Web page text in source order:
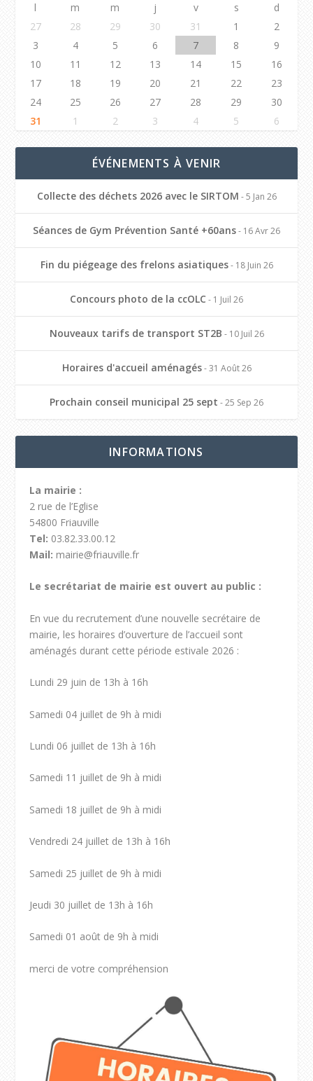
l
m m j v s
d
27
28 29 30 31 1
2
3
4 5 6 7 8
9
10
11 12 13 14 15
16
17
18 19 20 21 22
23
24
25 26 27 28 29
30
31
1 2 3 4 5 6
ÉVÉNEMENTS À VENIR
Collecte des déchets 2026 avec le SIRTOM - 5 Jan 26
Séances de Gym Prévention Santé +60ans- 16 Avr 26
Fin du piégeage des frelons asiatiques- 18 Juin 26
Concours photo de la ccOLC - 1 Juil 26
Nouveaux tarifs de transport ST2B - 10 Juil 26
Horaires d'accueil aménagés- 31 Août 26
Prochain conseil municipal 25 sept - 25 Sep 26
INFORMATIONS
La mairie :
2 rue de l’Eglise
54800 Friauville
Tel: 03.82.33.00.12
Mail: mairie@friauville.fr
Le secrétariat de mairie est ouvert au public :
En vue du recrutement d’une nouvelle secrétaire de
mairie, les horaires d’ouverture de l’accueil sont
aménagés durant cette période estivale 2026 :
Lundi 29 juin de 13h à 16h
Samedi 04 juillet de 9h à midi
Lundi 06 juillet de 13h à 16h
Samedi 11 juillet de 9h à midi
Samedi 18 juillet de 9h à midi
Vendredi 24 juillet de 13h à 16h
Samedi 25 juillet de 9h à midi
Jeudi 30 juillet de 13h à 16h
Samedi 01 août de 9h à midi
merci de votre compréhension